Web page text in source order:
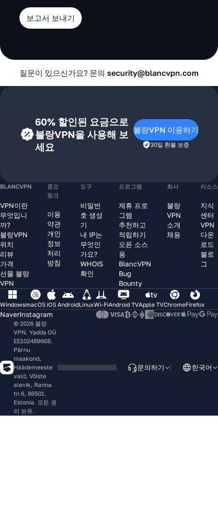
보고서 보내기
질문이 있으신가요? 문의 security@blancvpn.com
60% 할인된 요금으로
블랑VPN을 사용해 보
세요
블랑VPN 이용하기
30일 환불 보증
BLANCVPN
VPN이란
무엇입니
까?
블랑VPN
위치
리뷰
가격
선물 블랑
VPN
중요
링크
이용
약관
개인
정보
처리
방침
도구
비밀번
호 생성
기
내 IP는
무엇인
가요?
WHOIS
확인
프로그램
제휴 프로
그램
추천하고
적립하기
오픈 소스
용
BlancVPN
Bug
Bounty
회사
블랑
VPN
소개
채용
리소스
지식
센터
VPN
다운
로드
블로
그
WindowsmacOS iOS AndroidLinuxWi-FiAndroid TVApple TVChromeFirefox
NaverInstagram
© 2026 블랑
VPN. Yadda OÜ
EE102489668.
Pärnu
maakond,
Häädemeeste
vald, Võiste
alevik, Ranna
tn 6, 86501.
Estonia. 모든 권
리 보유.
문의하기 한국어